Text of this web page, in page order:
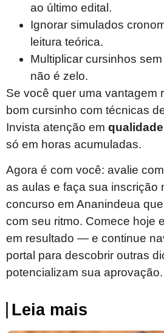
ao último edital.
Ignorar simulados
leitura teórica.
Multiplicar cursinhos
não é zelo.
Se você quer uma vantagem
bom cursinho com técnicas
Invista atenção em
só em horas acumuladas.
Agora é com você: avalie
as aulas e faça sua inscrição
concurso em Ananindeua
com seu ritmo. Comece hoje
em resultado — e continue
portal para descobrir outras
potencializam sua aprovação.
Leia mais